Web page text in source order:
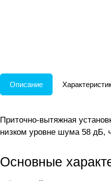
Описание
Приточно-вытяжная
низком уровне шума 58 дБ,
Основные